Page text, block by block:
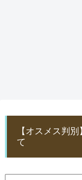
【オスメス判
て